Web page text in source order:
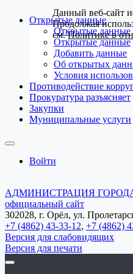
Открытые данные
Открытые данные
Открытые данные
Добавить данные
Об открытых
Условия
Противодействие
Прокуратура разъясняет
Закупки
Муниципальные услуги
Войти
АДМИНИСТРАЦИЯ
официальный сайт
302028, г. Орёл, ул.
+7 (4862) 43-33-12, +7 (4862)
Версия для слабовидящих
Версия для печати
Данный веб-сайт
Продолжая
см.Политике в